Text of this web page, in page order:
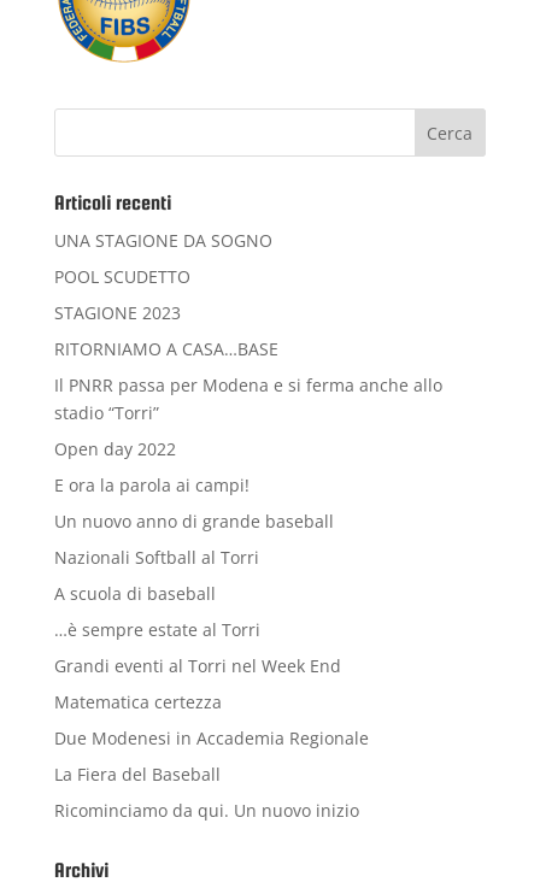
Articoli recenti
UNA STAGIONE DA SOGNO
POOL SCUDETTO
STAGIONE 2023
RITORNIAMO A CASA…BASE
Il PNRR passa per Modena e si ferma anche allo
stadio “Torri”
Open day 2022
E ora la parola ai campi!
Un nuovo anno di grande baseball
Nazionali Softball al Torri
A scuola di baseball
…è sempre estate al Torri
Grandi eventi al Torri nel Week End
Matematica certezza
Due Modenesi in Accademia Regionale
La Fiera del Baseball
Ricominciamo da qui. Un nuovo inizio
Archivi